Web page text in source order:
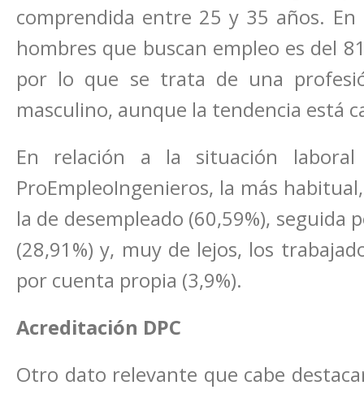
comprendida entre 25 y 35 años.
hombres que buscan empleo es del
por lo que se trata de una
masculino, aunque la tendencia está
En relación a la situación
ProEmpleoIngenieros, la más
la de desempleado (60,59%),
(28,91%) y, muy de lejos, los
por cuenta propia (3,9%).
Acreditación DPC
Otro dato relevante que cabe